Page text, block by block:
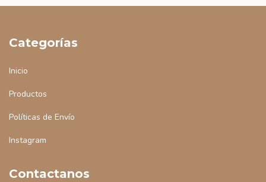
Categorías
Inicio
Productos
Políticas de Envío
Instagram
Contactanos